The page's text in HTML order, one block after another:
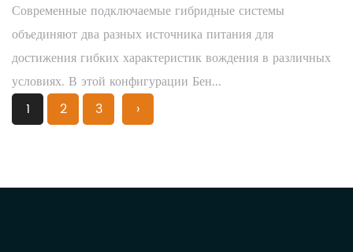
Современные подключаемые гибридные системы
объединяют два разных источника питания для
достижения гибких характеристик вождения в различных
условиях. В этой конфигурации Бен...
1
2 3 ›